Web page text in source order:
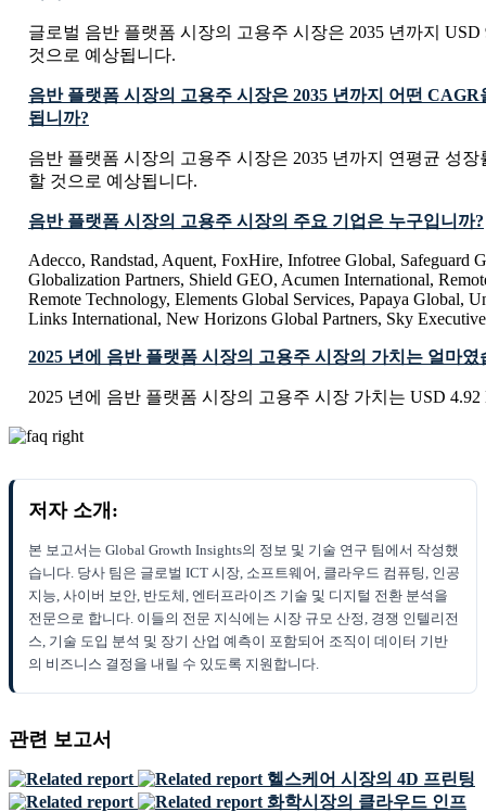
글로벌 음반 플랫폼 시장의 고용주 시장은 2035 년까지
것으로 예상됩니다.
음반 플랫폼 시장의 고용주 시장은 2035 년까지 어떤
됩니까?
음반 플랫폼 시장의 고용주 시장은 2035 년까지 연평균 성장
할 것으로 예상됩니다.
음반 플랫폼 시장의 고용주 시장의 주요 기업은 누구입니까?
Adecco, Randstad, Aquent, FoxHire, Infotree Global, Safeguard
Globalization Partners, Shield GEO, Acumen International,
Remote Technology, Elements Global Services, Papaya Global,
Links International, New Horizons Global Partners, Sky Executive
2025 년에 음반 플랫폼 시장의 고용주 시장의 가치는 얼마였
2025 년에 음반 플랫폼 시장의 고용주 시장 가치는 USD
저자 소개:
본 보고서는 Global Growth Insights의 정보 및 기술 연구 팀에서 작성했
습니다. 당사 팀은 글로벌 ICT 시장, 소프트웨어, 클라우드 컴퓨팅, 인공
지능, 사이버 보안, 반도체, 엔터프라이즈 기술 및 디지털 전환 분석을
전문으로 합니다. 이들의 전문 지식에는 시장 규모 산정, 경쟁 인텔리전
스, 기술 도입 분석 및 장기 산업 예측이 포함되어 조직이 데이터 기반
의 비즈니스 결정을 내릴 수 있도록 지원합니다.
관련 보고서
헬스케어 시장의 4D 프린팅
화학시장의 클라우드 인프